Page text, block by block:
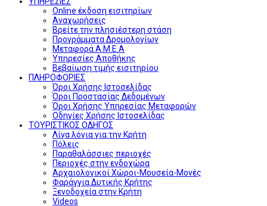
Online έκδοση εισιτηρίων
Αναχωρήσεις
Βρείτε την πλησιέστερη στάση
Προγράμματα Δρομολογίων
Μεταφορά Α.Μ.Ε.Α
Υπηρεσίες Αποθήκης
Βεβαίωση τιμής εισιτηρίου
ΠΛΗΡΟΦΟΡΙΕΣ
Όροι Χρήσης Ιστοσελίδας
Όροι Προστασίας Δεδομένων
Όροι Χρήσης Υπηρεσίας Μεταφορών
Οδηγίες Χρήσης Ιστοσελίδας
ΤΟΥΡΙΣΤΙΚΟΣ ΟΔΗΓΟΣ
Λίγα λόγια για την Κρήτη
Πόλεις
Παραθαλάσσιες περιοχές
Περιοχές στην ενδοχώρα
Αρχαιολογικοί Χώροι-Μουσεία-Μονές
Φαράγγια Δυτικής Κρήτης
Ξενοδοχεία στην Κρήτη
Videos